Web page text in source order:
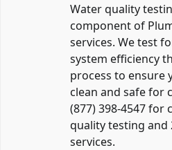
Water quality
component of
services. We test
system efficiency
process to ensure
clean and safe for
(877) 398-4547 for
quality testing and
services.